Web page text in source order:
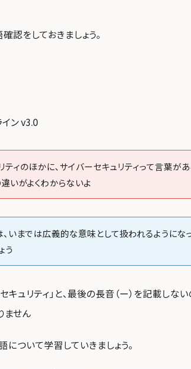
認をしておきましょう。
ン v3.0
ティのほかに、サイバーセキュリティって言葉が
いがよくわからないよ
いまでは広義的な意味として扱われるようにな
う
キュリティ」と、最後の長音（ー）を記載しな
ません
について学習していきましょう。